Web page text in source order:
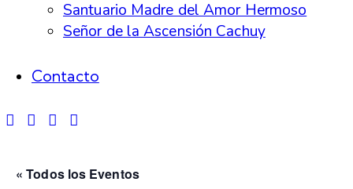
Santuario Madre del Amor Hermoso
Señor de la Ascensión Cachuy
Contacto
« Todos los Eventos